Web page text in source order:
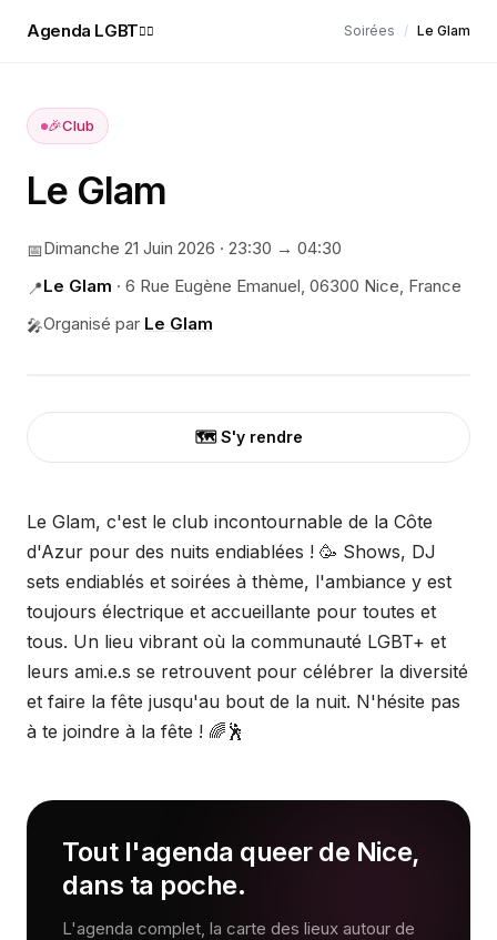
Agenda LGBT🏳️‍🌈 Soirées / Le Glam
🎉Club
Le Glam
📅Dimanche 21 Juin 2026 · 23:30 → 04:30
📍Le Glam · 6 Rue Eugène Emanuel, 06300 Nice, France
🎤Organisé par Le Glam
🗺️ S'y rendre
Le Glam, c'est le club incontournable de la Côte
d'Azur pour des nuits endiablées ! 🥳 Shows, DJ
sets endiablés et soirées à thème, l'ambiance y est
toujours électrique et accueillante pour toutes et
tous. Un lieu vibrant où la communauté LGBT+ et
leurs ami.e.s se retrouvent pour célébrer la diversité
et faire la fête jusqu'au bout de la nuit. N'hésite pas
à te joindre à la fête ! 🌈🕺
Tout l'agenda queer de Nice,
dans ta poche.
L'agenda complet, la carte des lieux autour de